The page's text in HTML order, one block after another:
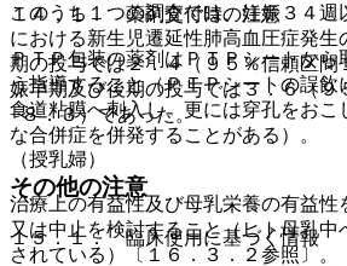
１４．１． 薬剤交付時の注意
ＰＴＰ包装の薬剤はＰＴＰシートから
う指導すること（ＰＴＰシートの誤飲
食道粘膜へ刺入し、更には穿孔をおこ
な合併症を併発することがある）。
その他の注意
１５．１． 臨床使用に基づく情報
このうち１つの調査では、妊娠３４週
における新生児遷延性肺高血圧症発生
期の投与では２．４（９５％信頼区間
娠早期及び後期の投与では３．６（９
−８．３）であった。
（授乳婦）
治療上の有益性及び母乳栄養の有益性
又は中止を検討すること（ヒト母乳
されている）〔１６．３．２参照〕。